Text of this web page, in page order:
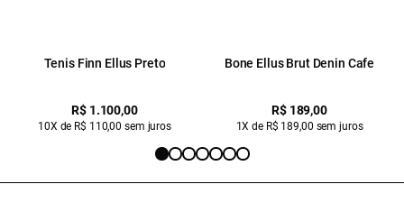
Tenis Finn Ellus Preto
R$ 1.100,00
10X de R$ 110,00 sem juros
Bone Ellus Brut Denin Cafe
R$ 189,00
1X de R$ 189,00 sem juros